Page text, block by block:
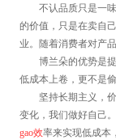
不认品质只是一味
的价值，只是在卖自
业。随着消费者对产
博兰朵的优势是提
低成本上卷，更不是
坚持长期主义，价
变化，我们做好自己
gao效率来实现低成本